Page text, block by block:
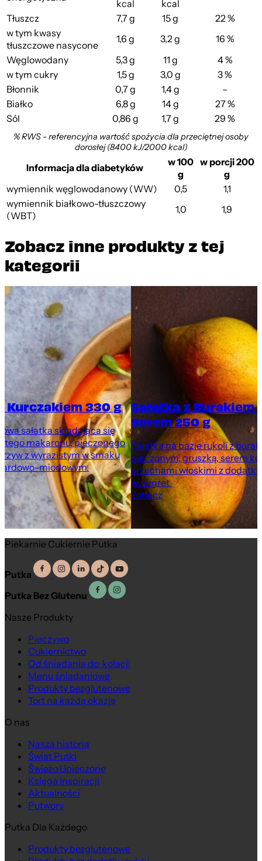
kcal
kcal
Tłuszcz 7,7 g 15 g
22 %
w tym kwasy
tłuszczowe nasycone
1,6 g 3,2 g
16 %
Węglowodany
5,3 g 11 g
4 %
w tym cukry
1,5 g 3,0 g
3 %
Błonnik
0,7 g 1,4 g
–
Białko
6,8 g 14 g
27 %
Sól
0,86 g 1,7 g 29 %
% RWS - referencyjna wartość spożycia dla przeciętnej osoby
dorosłej (8400 kJ/2000 kcal)
Informacja dla diabetyków
w 100
g
w porcji 200
g
wymiennik węglowodanowy (WW)
0,5
1,1
wymiennik białkowo-tłuszczowy
(WBT)
1,0 1,9
Zobacz inne produkty z tej
kategorii
Kurczakiem 330 g
sałatka składająca się
makaronu, pieczonego
z wyrazistym w smaku
miodowym.
Sałatka z Burakiem
Serem 250 g
Sałatka na bazie rukoli z
pieczonym, gruszką, serem
orzechami włoskimi z
winegret.
Zobacz
Piekarnie Cukiernie Putka
Putka
Putka Bez Glutenu
Nasze Produkty
Pieczywo
Cukiernictwo
Od śniadania do kolacji
Menu śniadaniowe
Produkty bezglutenowe
Tort na każdą okazję
O nas
Nasza historia
Świat Putki
Świeżo Upieczone
Księga Inspiracji
Aktualności
Putwory
Putka Dla Każdego
Produkty bezglutenowe